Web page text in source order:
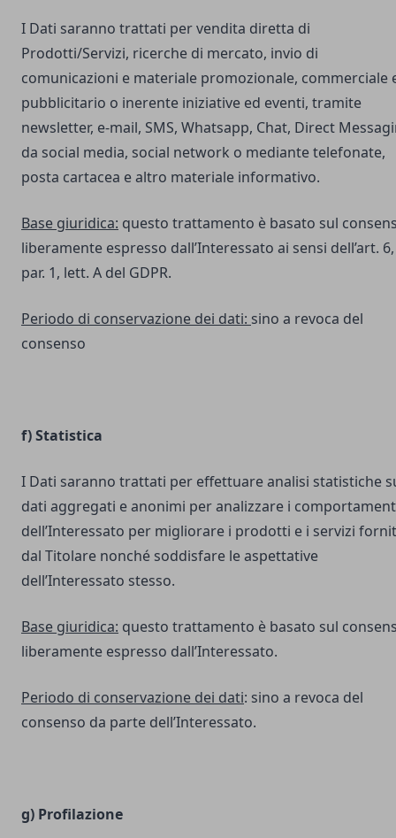
I Dati saranno trattati per vendita diretta di
Prodotti/Servizi, ricerche di mercato, invio di
comunicazioni e materiale promozionale, commerciale
pubblicitario o inerente iniziative ed eventi, tramite
newsletter, e-mail, SMS, Whatsapp, Chat, Direct
da social media, social network o mediante telefonate,
posta cartacea e altro materiale informativo.
Base giuridica: questo trattamento è basato sul
liberamente espresso dall’Interessato ai sensi dell’art. 6,
par. 1, lett. A del GDPR.
Periodo di conservazione dei dati: sino a revoca del
consenso
f) Statistica
I Dati saranno trattati per effettuare analisi statistiche
dati aggregati e anonimi per analizzare i
dell’Interessato per migliorare i prodotti e i servizi
dal Titolare nonché soddisfare le aspettative
dell’Interessato stesso.
Base giuridica: questo trattamento è basato sul
liberamente espresso dall’Interessato.
Periodo di conservazione dei dati: sino a revoca del
consenso da parte dell’Interessato.
g) Profilazione